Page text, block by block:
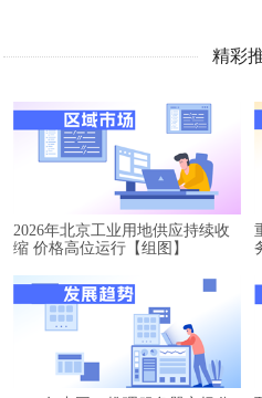
精彩
2026年北京工业用地供应持续收
缩 价格高位运行【组图】